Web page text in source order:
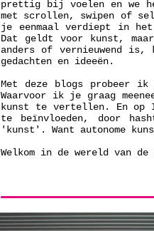
prettig bij voelen en we
met scrollen, swipen of
je eenmaal verdiept in het
Dat geldt voor kunst,
anders of vernieuwend
gedachten en ideeën.
Met deze blogs probeer
Waarvoor ik je graag
kunst te vertellen. En op
te beïnvloeden, door
'kunst'. Want autonome
Welkom in de wereld van de